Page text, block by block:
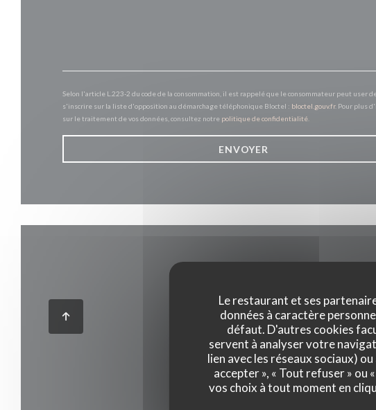
Le restaurant et ses
données à caractère
défaut. D'autres cookies
servent à analyser votre
lien avec les réseaux sociaux)
accepter », « Tout refuser »
vos choix à tout moment en
Selon l'article L.223-2 du code de la consommation, il est rappelé que le consommateur peut user
s'inscrire sur la liste d'opposition au démarchage téléphonique Bloctel : bloctel.gouv.fr. Pour plus
sur le traitement de vos données, consultez notre politique de confidentialité
Cuisine
Française